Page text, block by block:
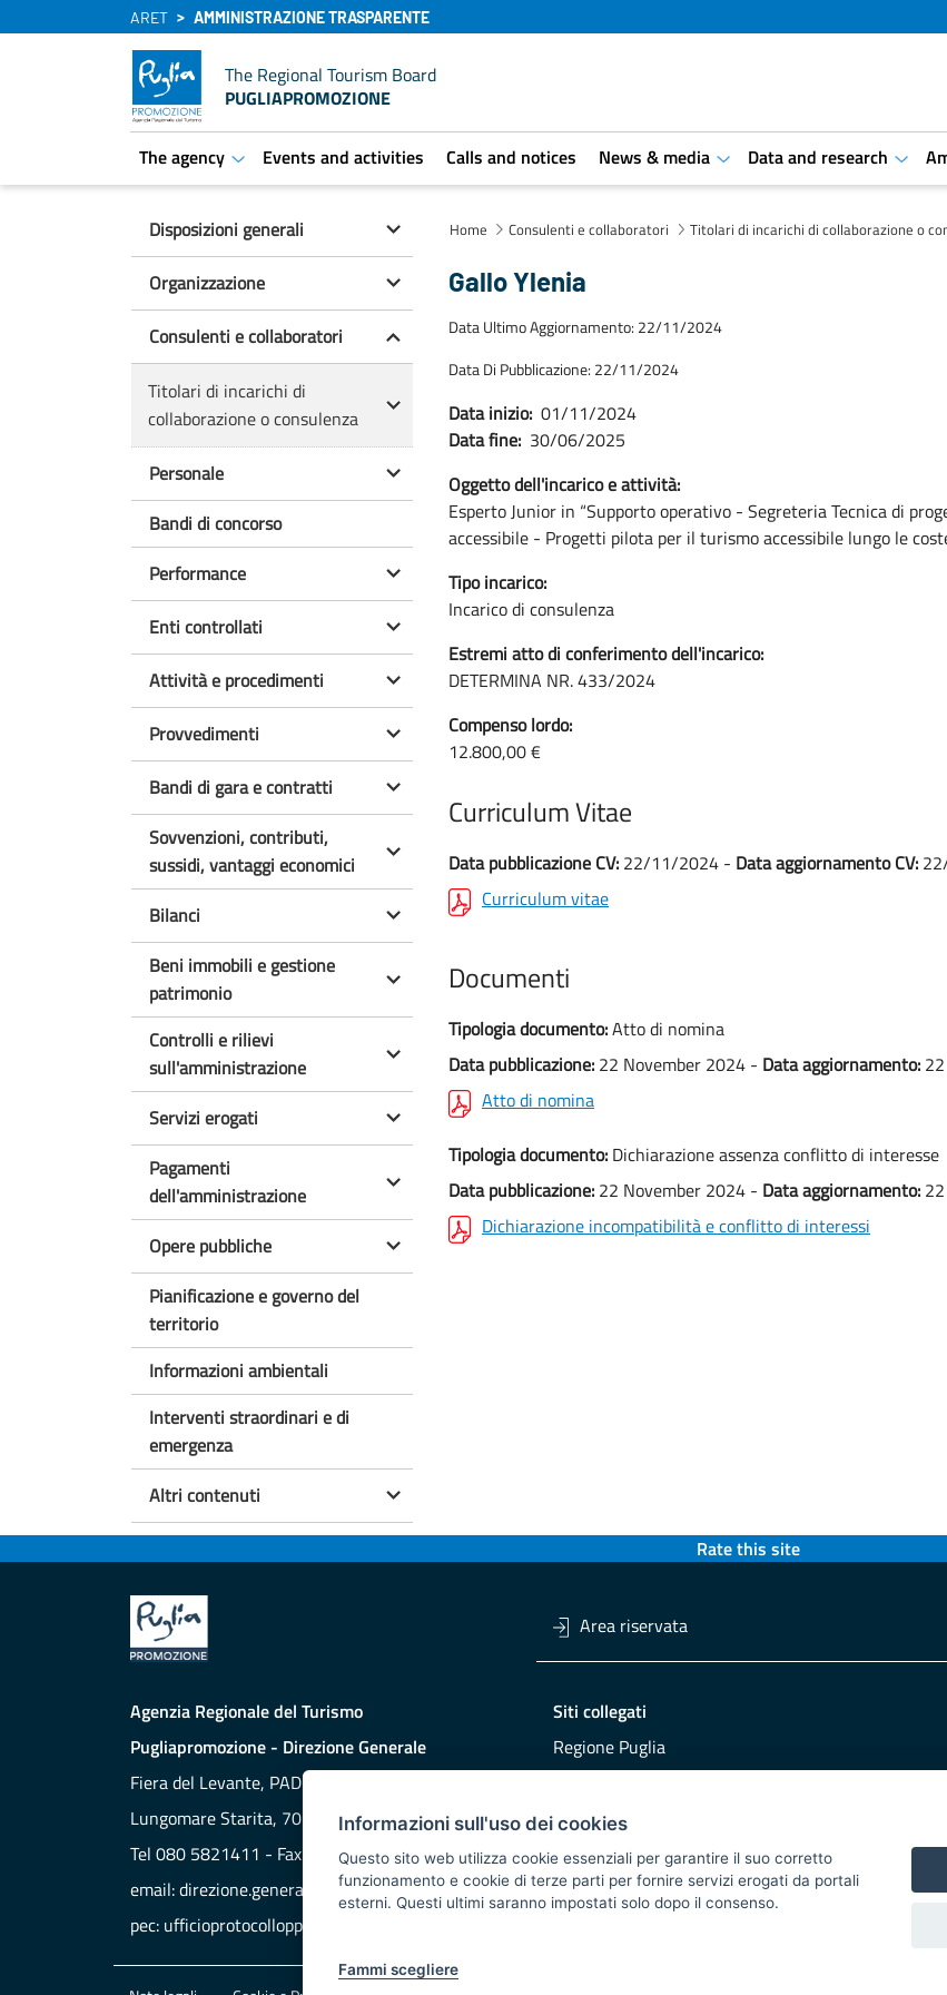
Informazioni sull'uso dei cookies
Questo sito web utilizza cookie essenziali per garantire il suo corretto
funzionamento e cookie di terze parti per fornire servizi erogati da portali
esterni. Questi ultimi saranno impostati solo dopo il consenso.
Fammi scegliere
ARET AMMINISTRAZIONE TRASPARENTE
The Regional Tourism Board
PUGLIAPROMOZIONE
The agency
aret.open.submenu
Events and activities Calls and notices News & media
aret.open.submenu
Data and research
Disposizioni generali
Organizzazione
Consulenti e collaboratori
Titolari di incarichi di
collaborazione o consulenza
Personale
Bandi di concorso
Performance
Enti controllati
Attività e procedimenti
Provvedimenti
Bandi di gara e contratti
Sovvenzioni, contributi,
sussidi, vantaggi economici
Bilanci
Beni immobili e gestione
patrimonio
Controlli e rilievi
sull'amministrazione
Servizi erogati
Pagamenti
dell'amministrazione
Opere pubbliche
Pianificazione e governo del
territorio
Informazioni ambientali
Interventi straordinari e di
emergenza
Altri contenuti
Home Consulenti e collaboratori Titolari di incarichi di collaborazione o
Gallo Ylenia
Data Ultimo Aggiornamento: 22/11/2024
Data Di Pubblicazione: 22/11/2024
Data inizio: 01/11/2024
Data fine: 30/06/2025
Oggetto dell'incarico e attività:
Esperto Junior in “Supporto operativo - Segreteria Tecnica di
accessibile - Progetti pilota per il turismo accessibile lungo le
Tipo incarico:
Incarico di consulenza
Estremi atto di conferimento dell'incarico:
DETERMINA NR. 433/2024
Compenso lordo:
12.800,00 €
Curriculum Vitae
Data pubblicazione CV: 22/11/2024 - Data aggiornamento CV:
Curriculum vitae
Documenti
Tipologia documento:Atto di nomina
Data pubblicazione: 22 November 2024 - Data aggiornamento:
Atto di nomina
Tipologia documento: Dichiarazione assenza conflitto di interesse
Data pubblicazione: 22 November 2024 - Data aggiornamento:
Dichiarazione incompatibilità e conflitto di interessi
Rate this site
Area riservata
Agenzia Regionale del Turismo
Pugliapromozione - Direzione Generale
Fiera del Levante, PAD. 172
Lungomare Starita, 70132 BARI
Tel 080 5821411 - Fax 080 5821429
email:direzione.generale@aret.regione.puglia.it
pec: ufficioprotocollopp@pec.it
Siti collegati
Regione Puglia
DMS Puglia
Buy Puglia